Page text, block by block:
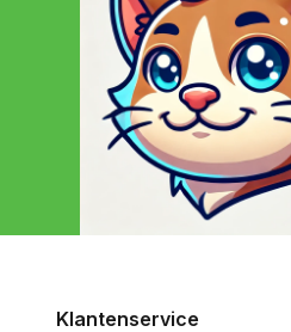
Klantenservice